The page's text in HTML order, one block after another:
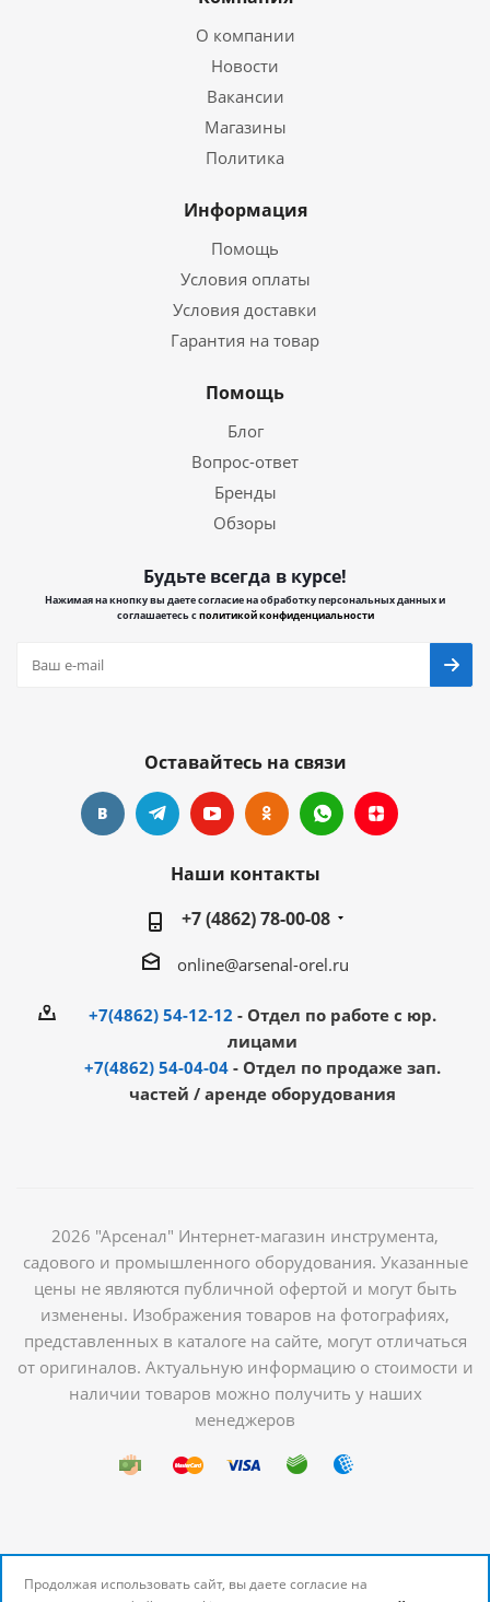
О компании
Новости
Вакансии
Магазины
Политика
Информация
Помощь
Условия оплаты
Условия доставки
Гарантия на товар
Помощь
Блог
Вопрос-ответ
Бренды
Обзоры
Будьте всегда в курсе!
Нажимая на кнопку вы даете согласие на обработку персональных данных и
соглашаетесь сполитикой конфиденциальности
Оставайтесь на связи
Наши контакты
+7 (4862) 78-00-08
online@arsenal-orel.ru
+7(4862) 54-12-12 - Отдел по работе с юр.
лицами
+7(4862) 54-04-04 - Отдел по продаже зап.
частей / аренде оборудования
2026 "Арсенал" Интернет-магазин инструмента,
садового и промышленного оборудования. Указанные
цены не являются публичной офертой и могут быть
изменены. Изображения товаров на фотографиях,
представленных в каталоге на сайте, могут отличаться
от оригиналов. Актуальную информацию о стоимости и
наличии товаров можно получить у наших
менеджеров
Продолжая использовать сайт, вы даете согласие на